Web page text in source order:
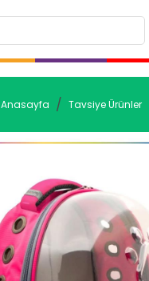
Anasayfa Tavsiye Ürünler